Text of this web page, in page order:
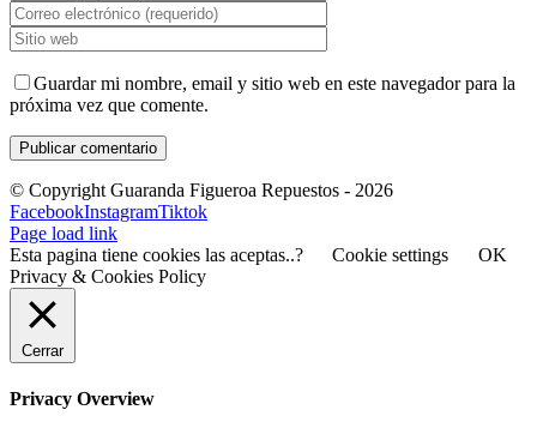
Guardar mi nombre, email y sitio web en este navegador para la
próxima vez que comente.
© Copyright Guaranda Figueroa Repuestos - 2026
FacebookInstagramTiktok
Page load link
Esta pagina tiene cookies las aceptas..?
Cookie settings
OK
Privacy & Cookies Policy
Cerrar
Privacy Overview